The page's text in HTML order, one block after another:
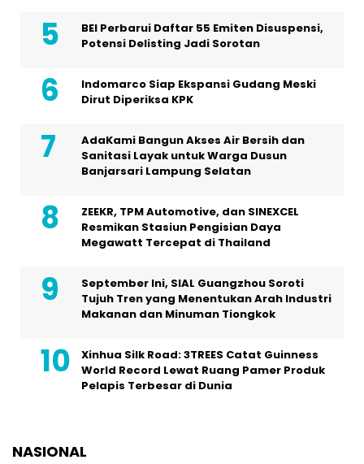
BEI Perbarui Daftar 55 Emiten Disuspensi,
Potensi Delisting Jadi Sorotan
Indomarco Siap Ekspansi Gudang Meski
Dirut Diperiksa KPK
AdaKami Bangun Akses Air Bersih dan
Sanitasi Layak untuk Warga Dusun
Banjarsari Lampung Selatan
ZEEKR, TPM Automotive, dan SINEXCEL
Resmikan Stasiun Pengisian Daya
Megawatt Tercepat di Thailand
September Ini, SIAL Guangzhou Soroti
Tujuh Tren yang Menentukan Arah Industri
Makanan dan Minuman Tiongkok
Xinhua Silk Road: 3TREES Catat Guinness
World Record Lewat Ruang Pamer Produk
Pelapis Terbesar di Dunia
NASIONAL